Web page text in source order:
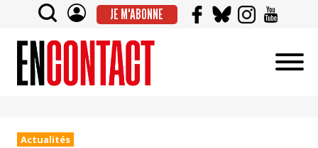
JE M'ABONNE
Actualités